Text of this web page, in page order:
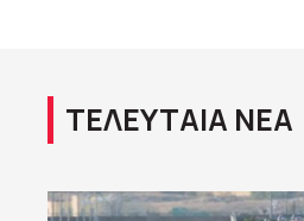
ΤΕΛΕΥΤΑΙΑ ΝΕΑ